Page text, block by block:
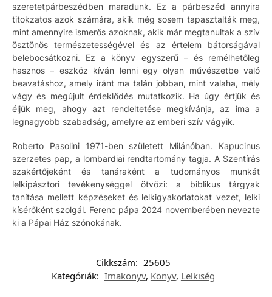
szeretetpárbeszédben maradunk. Ez a párbeszéd annyira
titokzatos azok számára, akik még sosem tapasztalták meg,
mint amennyire ismerős azoknak, akik már megtanultak a szív
ösztönös természetességével és az értelem bátorságával
belebocsátkozni. Ez a könyv egyszerű – és remélhetőleg
hasznos – eszköz kíván lenni egy olyan művészetbe való
beavatáshoz, amely iránt ma talán jobban, mint valaha, mély
vágy és megújult érdeklődés mutatkozik. Ha úgy értjük és
éljük meg, ahogy azt rendeltetése megkívánja, az ima a
legnagyobb szabadság, amelyre az emberi szív vágyik.
Roberto Pasolini 1971-ben született Milánóban. Kapucinus
szerzetes pap, a lombardiai rendtartomány tagja. A Szentírás
szakértőjeként és tanáraként a tudományos munkát
lelkipásztori tevékenységgel ötvözi: a biblikus tárgyak
tanítása mellett képzéseket és lelkigyakorlatokat vezet, lelki
kísérőként szolgál. Ferenc pápa 2024 novemberében nevezte
ki a Pápai Ház szónokának.
Cikkszám: 25605
Kategóriák: Imakönyv, Könyv, Lelkiség